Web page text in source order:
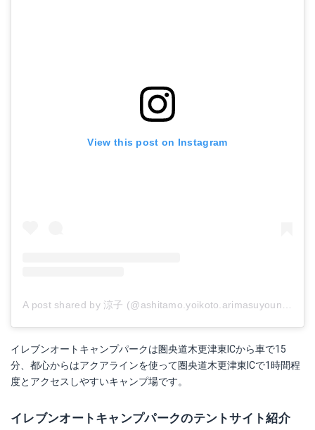
View this post on Instagram
イレブンオートキャンプパークは圏央道木更津東ICから車で15
分、都心からはアクアラインを使って圏央道木更津東ICで1時間程
度とアクセスしやすいキャンプ場です。
イレブンオートキャンプパークのテントサイト紹介